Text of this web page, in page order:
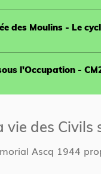
des Moulins - Le
l'Occupation -
vie des
Ascq 1944